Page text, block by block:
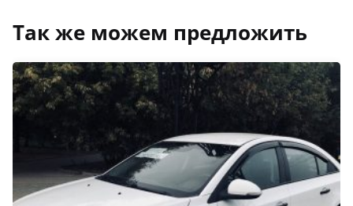
Так же можем предложить